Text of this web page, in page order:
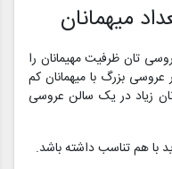
میهمانان
تان ظرفیت مهیمانان را
عروسی بزرگ با میهمانان کم
زیاد در یک سالن عروسی
با هم تناسب داشته باشد.